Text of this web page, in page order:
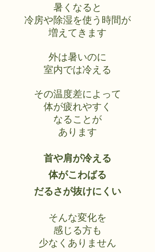
暑くなると
冷房や除湿を使う時間が
増えてきます
外は暑いのに
室内では冷える
その温度差によって
体が疲れやすく
なることが
あります
首や肩が冷える
体がこわばる
だるさが抜けにくい
そんな変化を
感じる方も
少なくありません